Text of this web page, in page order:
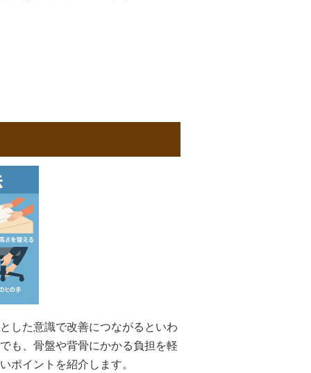
した意識で改善につながるといわ
も、骨盤や背骨にかかる負担を軽
ポイントを紹介します。